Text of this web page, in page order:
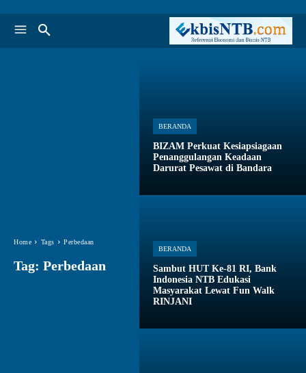
Home Tags Perbedaan
Tag: Perbedaan
BERANDA
BIZAM Perkuat Kesiapsiagaan
Penanggulangan Keadaan
Darurat Pesawat di Bandara
BERANDA
Sambut HUT Ke-81 RI, Bank
Indonesia NTB Edukasi
Masyarakat Lewat Fun Walk
RINJANI